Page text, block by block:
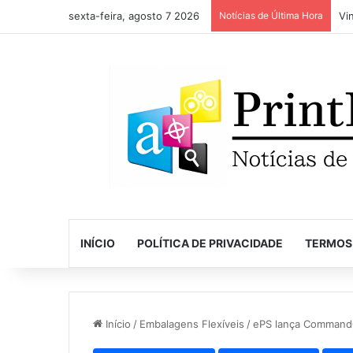
sexta-feira, agosto 7 2026 Notícias de Última Hora
INÍCIO POLÍTICA DE PRIVACIDADE
Início / Embalagens Flexíveis /ePS lança